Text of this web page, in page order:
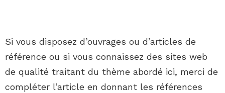
Si vous disposez d’ouvrages ou d’articles de
référence ou si vous connaissez des sites web
de qualité traitant du thème abordé ici, merci de
compléter l’article en donnant les références